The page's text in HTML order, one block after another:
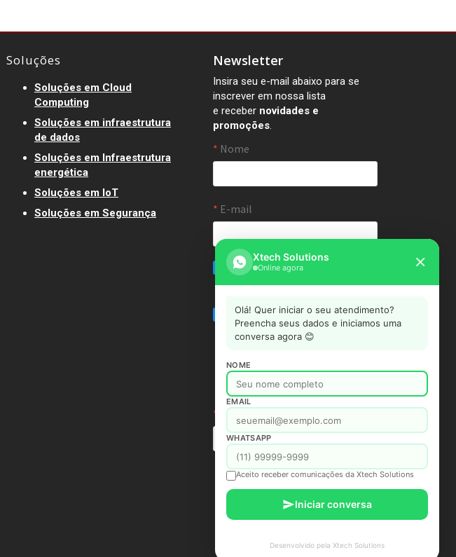
Soluções
Soluções em Cloud
Computing
Soluções em infraestrutura
de dados
Soluções em Infraestrutura
energética
Soluções em IoT
Soluções em Segurança
Newsletter
Insira seu e-mail abaixo para se
inscrever em nossa lista
e receber novidades e
promoções.
Xtech Solutions
Online agora ✕
Olá! Quer iniciar o seu atendimento?
Preencha seus dados e iniciamos uma
conversa agora 😊
NOME
EMAIL
WHATSAPP
Aceito receber comunicações da Xtech Solutions
Iniciar conversa
Desenvolvido pela Xtech Solutions